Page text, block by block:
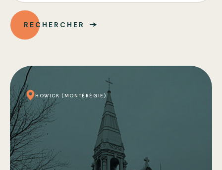
RECHERCHER
HOWICK (MONTÉRÉGIE)